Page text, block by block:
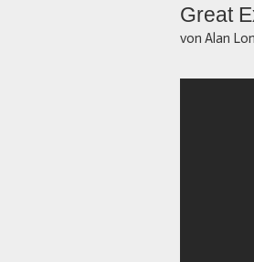
Great
von Alan